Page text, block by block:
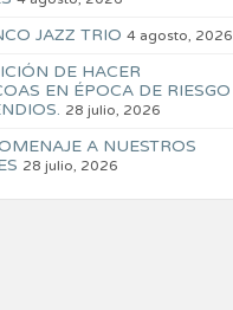
JAZZ TRIO 4 agosto, 2026
DE HACER
EN ÉPOCA DE RIESGO
28 julio, 2026
A NUESTROS
28 julio, 2026